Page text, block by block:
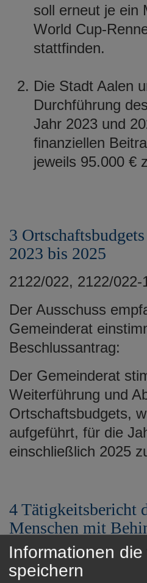
soll erneut je ein
World Cup-
stattfinden.
Die Stadt Aalen
Durchführung
Jahr 2023 und
finanziellen
jeweils 95.000 €
3
2023 bis 2025
2122/022, 2122/
Der Ausschuss
Gemeinderat
Beschlussantrag:
Der Gemeinderat
Weiterführung und
Ortschaftsbudgets,
aufgeführt, für die
einschließlich 2025
4 Tätigkeitsbericht
Menschen mit
5022/024 -
Informationen die
speichern